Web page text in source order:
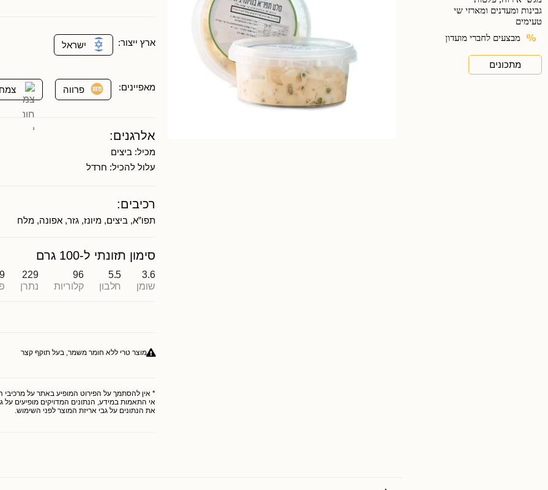
גבינות ומעדנים ומארזי שי
טעימים
מבצעים לחברי מועדון
מתכונים
ארץ ייצור: ישראל
מאפיינים: פרווה
אלרגנים:
מכיל: ביצים
עלול להכיל: חרדל
רכיבים:
תפו”א, ביצים, מיונז, גזר, אפונה, מלח
סימון תזונתי ל-100 גרם
3.6
שומן
5.5
חלבון
96
קלוריות
229
נתרן
מוצר טרי ללא חומר משמר, בעל תוקף קצר
* אין להסתמך על הפירוט המופיע באתר על מרכיבי
אי התאמות במידע, הנתונים המדויקים מופיעים על
את הנתונים על גבי אריזת המוצר לפני השימוש.